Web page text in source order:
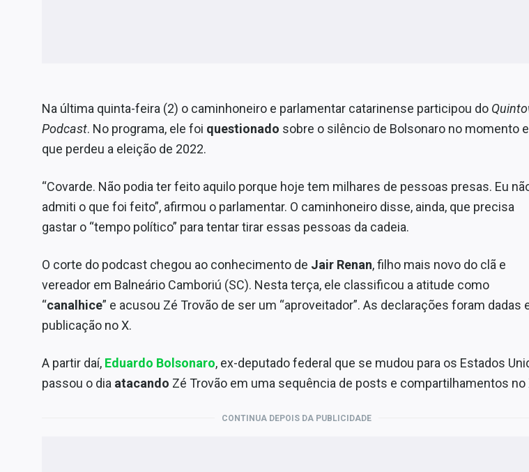
Na última quinta-feira (2) o caminhoneiro e parlamentar catarinense participou do
Podcast. No programa, ele foi questionado sobre o silêncio de Bolsonaro no momento
que perdeu a eleição de 2022.
“Covarde. Não podia ter feito aquilo porque hoje tem milhares de pessoas presas. Eu
admiti o que foi feito”, afirmou o parlamentar. O caminhoneiro disse, ainda, que precisa
gastar o “tempo político” para tentar tirar essas pessoas da cadeia.
O corte do podcast chegou ao conhecimento de Jair Renan, filho mais novo do clã e
vereador em Balneário Camboriú (SC). Nesta terça, ele classificou a atitude como
“canalhice” e acusou Zé Trovão de ser um “aproveitador”. As declarações foram dadas
publicação no X.
A partir daí, Eduardo Bolsonaro, ex-deputado federal que se mudou para os Estados
passou o dia atacando Zé Trovão em uma sequência de posts e compartilhamentos no
CONTINUA DEPOIS DA PUBLICIDADE